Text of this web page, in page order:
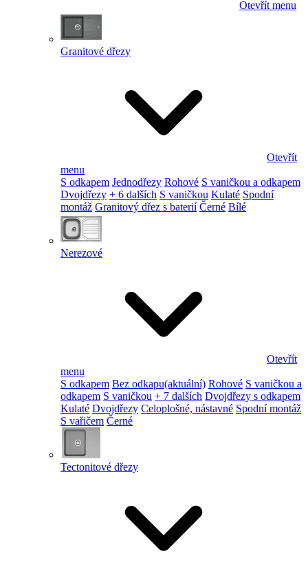
Otevřít menu
Granitové dřezy
Otevřít
menu
S odkapem Jednodřezy Rohové S vaničkou a odkapem
Dvojdřezy + 6 dalších S vaničkou Kulaté Spodní
montáž Granitový dřez s baterií Černé Bílé
Nerezové
Otevřít
menu
S odkapem Bez odkapu(aktuální) Rohové S vaničkou a
odkapem S vaničkou + 7 dalších Dvojdřezy s odkapem
Kulaté Dvojdřezy Celoplošné, nástavné Spodní montáž
S vařičem Černé
Tectonitové dřezy